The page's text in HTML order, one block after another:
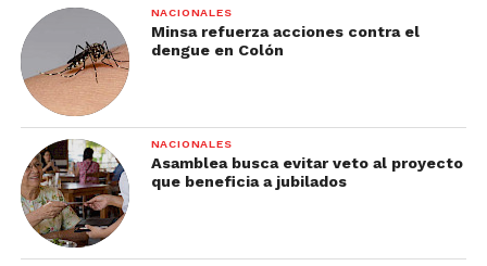
NACIONALES
Minsa refuerza acciones contra el
dengue en Colón
NACIONALES
Asamblea busca evitar veto al proyecto
que beneficia a jubilados